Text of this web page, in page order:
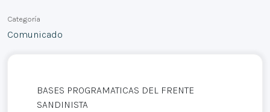
Categoría
Comunicado
BASES PROGRAMATICAS DEL FRENTE
SANDINISTA